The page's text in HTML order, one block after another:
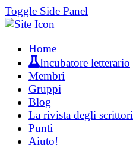
Toggle Side Panel
Home
Incubatore letterario
Membri
Gruppi
Blog
La rivista degli scrittori
Punti
Aiuto!